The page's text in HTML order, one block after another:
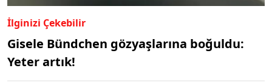
İlginizi Çekebilir
Gisele Bündchen gözyaşlarına boğuldu:
Yeter artık!